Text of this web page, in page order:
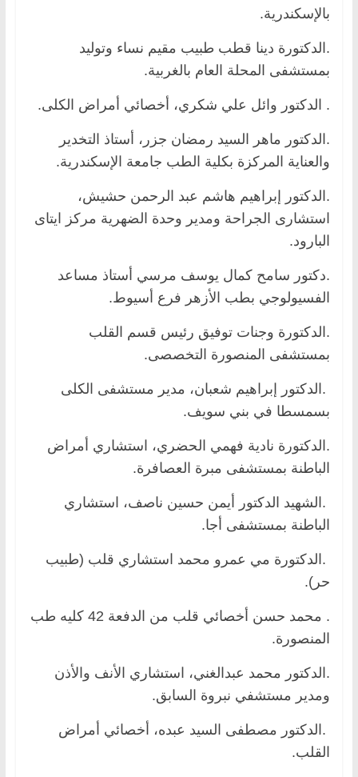
بالإسكندرية.
.الدكتورة دينا قطب طبيب مقيم نساء وتوليد
بمستشفى المحلة العام بالغربية.
. الدكتور وائل علي شكري، أخصائي أمراض الكلى.
.الدكتور ماهر السيد رمضان جزر، أستاذ التخدير
والعناية المركزة بكلية الطب جامعة الإسكندرية.
.الدكتور إبراهيم هاشم عبد الرحمن حشيش،
استشارى الجراحة ومدير وحدة الضهرية مركز ايتاى
البارود.
.دكتور سامح كمال يوسف مرسي أستاذ مساعد
الفسيولوجي بطب الأزهر فرع أسيوط.
.الدكتورة وجنات توفيق رئيس قسم القلب
بمستشفى المنصورة التخصصى.
.الدكتور إبراهيم شعبان، مدير مستشفى الكلى
بسمسطا في بني سويف.
.الدكتورة نادية فهمي الحضري، استشاري أمراض
الباطنة بمستشفى مبرة العصافرة.
.الشهيد الدكتور أيمن حسين ناصف، استشاري
الباطنة بمستشفى أجا.
.الدكتورة مي عمرو محمد استشاري قلب (طبيب
حر).
. محمد حسن أخصائي قلب من الدفعة 42 كليه طب
المنصورة.
.الدكتور محمد عبدالغني، استشاري الأنف والأذن
ومدير مستشفي نبروة السابق.
.الدكتور مصطفى السيد عبده، أخصائي أمراض
القلب.